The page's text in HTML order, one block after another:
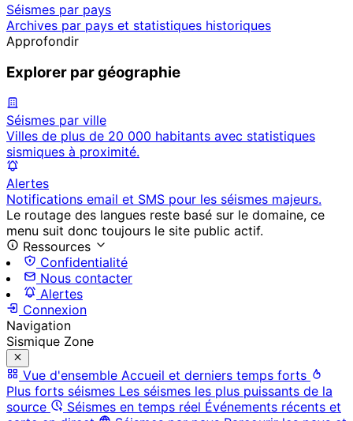
Séismes par pays
Archives par pays et statistiques historiques
Approfondir
Explorer par géographie
Séismes par ville
Villes de plus de 20 000 habitants avec statistiques
sismiques à proximité.
Alertes
Notifications email et SMS pour les séismes majeurs.
Le routage des langues reste basé sur le domaine, ce
menu suit donc toujours le site public actif.
Ressources
Confidentialité
Nous contacter
Alertes
Connexion
Navigation
Sismique Zone
Vue d'ensemble Accueil et derniers temps forts
Plus forts séismes Les séismes les plus puissants de la
source
Séismes en temps réel Événements récents et